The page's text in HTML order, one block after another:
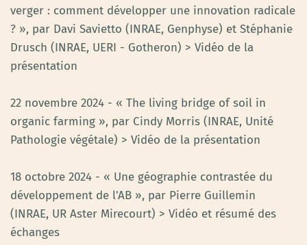
verger : comment développer une innovation radicale
? », par Davi Savietto (INRAE, Genphyse) et Stéphanie
Drusch (INRAE, UERI - Gotheron) > Vidéo de la
présentation
22 novembre 2024 - « The living bridge of soil in
organic farming », par Cindy Morris (INRAE, Unité
Pathologie végétale) > Vidéo de la présentation
18 octobre 2024 - « Une géographie contrastée du
développement de l'AB », par Pierre Guillemin
(INRAE, UR Aster Mirecourt) > Vidéo et résumé des
échanges